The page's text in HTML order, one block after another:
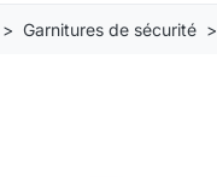
Garnitures de sécurité